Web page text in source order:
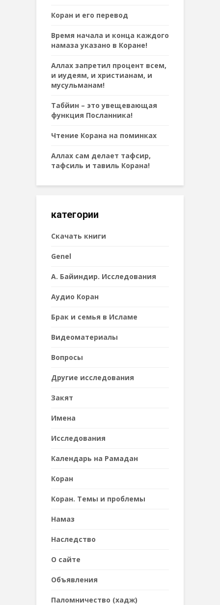
Коран и его перевод
Время начала и конца каждого
намаза указано в Коране!
Аллах запретил процент всем,
и иудеям, и христианам, и
мусульманам!
Табйин – это увещевающая
функция Посланника!
Чтение Корана на поминках
Аллах сам делает тафсир,
тафсиль и тавиль Корана!
категории
Cкачать книги
Genel
А. Байиндир. Исследования
Аудио Коран
Брак и семья в Исламе
Видеоматериалы
Вопросы
Другие исследования
Закят
Имена
Исследования
Календарь на Рамадан
Коран
Коран. Темы и проблемы
Намаз
Наследствo
О сайте
Объявления
Паломничество (хадж)